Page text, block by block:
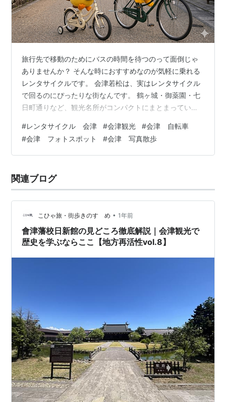
旅行先で移動のためにバスの時間を待つのって面倒じゃ
ありませんか？ そんな時におすすめなのが気軽に乗れる
レンタサイクルです。 会津若松は、実はレンタサイクル
で回るのにぴったりな街なんです。 鶴ヶ城・御薬園・七
日町通りなど、観光名所がコンパクトにまとまっている
す！ この記事では、実際に何度も足を運んでいる私が駅
から「自転車で行けるフォトスポット」を季節別にまと
めました。 駅からのおおよその所要時間や駐輪情報も書
（この記事にはプロモーションが含まれています） 会津
若松でレンタサイクルを借りよう！ …
#レンタサイクル 会津 #会津観光 #会津 自転車
#会津 フォトスポット #会津 写真散歩
関連ブログ
こひゃ旅・街歩きのすゝめ • 1年前
會津藩校日新館の見どころ徹底解説｜会津観光で
歴史を学ぶならここ【地方再活性vol.8】